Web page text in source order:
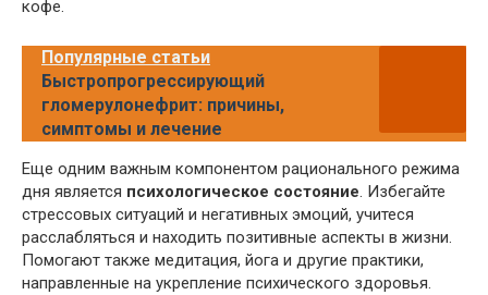
кофе.
Популярные статьи
Быстропрогрессирующий
гломерулонефрит: причины,
симптомы и лечение
Еще одним важным компонентом рационального режима
дня является психологическое состояние. Избегайте
стрессовых ситуаций и негативных эмоций, учитеся
расслабляться и находить позитивные аспекты в жизни.
Помогают также медитация, йога и другие практики,
направленные на укрепление психического здоровья.